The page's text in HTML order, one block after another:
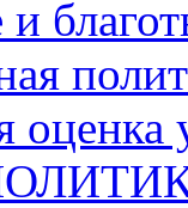
оценка